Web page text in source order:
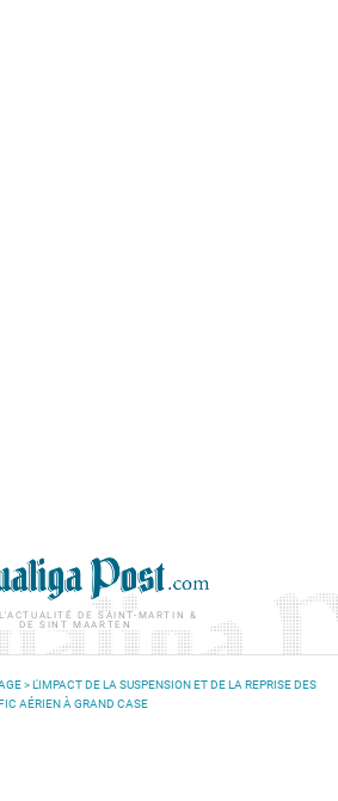
DE SAINT-MARTIN &
DE SINT MAARTEN
> L'IMPACT DE LA SUSPENSION ET DE LA REPRISE DES
AÉRIEN À GRAND CASE